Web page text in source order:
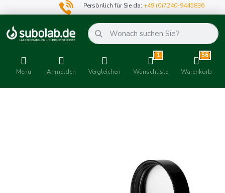
Persönlich für Sie da:+49 (0)7240-9445836
Menü Anmelden Vergleichen
1
Wunschliste
56
Warenkorb